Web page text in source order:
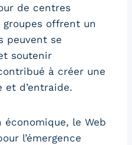
de centres
groupes offrent un
peuvent se
soutenir
à créer une
et d’entraide.
le Web
l’émergence